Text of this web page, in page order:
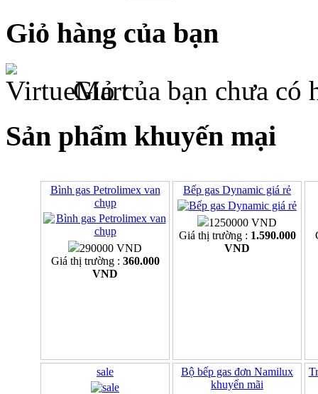
Giỏ hàng của bạn
Giỏ của bạn chưa có
Sản phẩm khuyến mại
Bình gas Petrolimex van
chụp
290000 VND
Giá thị trường : 360.000
VND
Bếp gas Dynamic giá rẻ
1250000 VND
Giá thị trường : 1.590.000
VND
sale
Bộ bếp gas đơn Namilux
khuyến mãi